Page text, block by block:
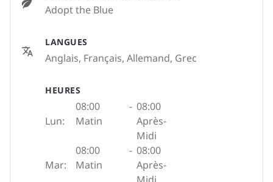
Adopt the Blue
LANGUES
Anglais, Français, Allemand, Grec
HEURES
Lun:
08:00
Matin
- 08:00
Après-
Midi
Mar:
08:00
Matin
- 08:00
Après-